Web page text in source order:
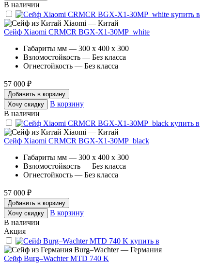
В наличии
Xiaomi — Китай
Сейф Xiaomi CRMCR BGX-X1-30MP_white
Габариты мм — 300 x 400 x 300
Взломостойкость — Без класса
Огнестойкость — Без класса
57 000 ₽
Добавить в корзину
Хочу скидку
В корзину
В наличии
Xiaomi — Китай
Сейф Xiaomi CRMCR BGX-X1-30MP_black
Габариты мм — 300 x 400 x 300
Взломостойкость — Без класса
Огнестойкость — Без класса
57 000 ₽
Добавить в корзину
Хочу скидку
В корзину
В наличии
Акция
Burg–Wachter — Германия
Сейф Burg–Wachter MTD 740 K